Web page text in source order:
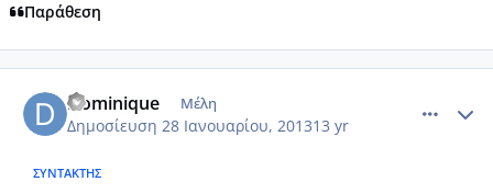
Παράθεση
Dominique Μέλη
Δημοσίευση 28 Ιανουαρίου, 201313 yr
ΣΥΝΤΆΚΤΗΣ